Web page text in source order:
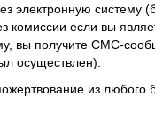
электронную систему
комиссии если вы
вы получите СМС-
осуществлен).
из любого